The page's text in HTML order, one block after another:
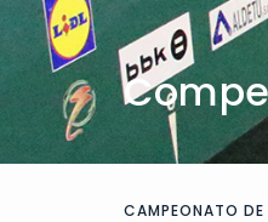
CAMPEONATO